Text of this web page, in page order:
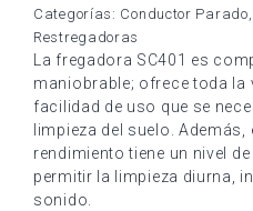
Categorías: Conductor Parado,
Restregadoras
La fregadora SC401 es
maniobrable; ofrece toda la
facilidad de uso que se
limpieza del suelo.
rendimiento tiene un nivel
permitir la limpieza diurna,
sonido.